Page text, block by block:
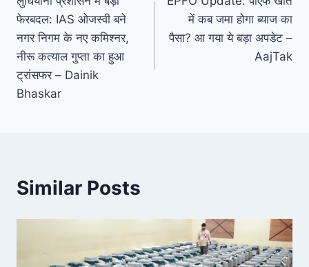
navigation
फेरबदल: IAS ओजस्वी बने
नगर निगम के नए कमिश्नर,
नीरू कत्याल गुप्ता का हुआ
ट्रांसफर – Dainik
Bhaskar
में कब जमा होगा ब्याज का
पैसा? आ गया ये बड़ा अपडेट –
AajTak
Similar Posts